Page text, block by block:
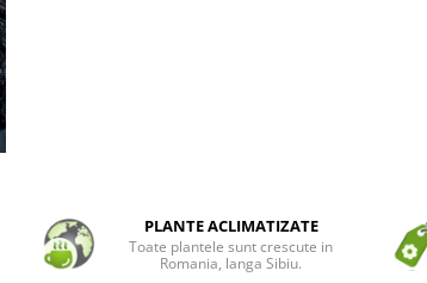
PLANTE ACLIMATIZATE
Toate plantele sunt crescute in
Romania, langa Sibiu.